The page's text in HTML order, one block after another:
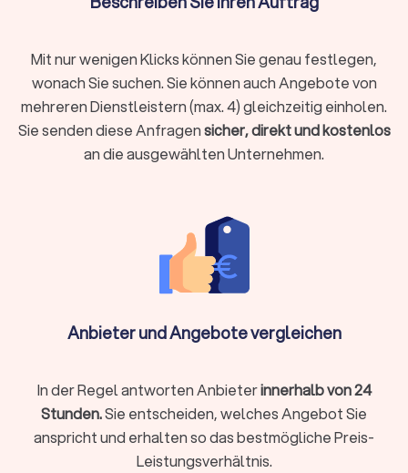
Tierhalterhaftpflicht: Bei einem unabhängigen
Versicherungsberater in Bad Mergentheim sind Sie in den
Baufinanzierung, Hypotheken & Immobilien
Experten für die Baufinanzierung
Hypotheken und Immobilien allgemein helfen Ihnen, das
Beste aus Ihrer Immobiliensituation herauszuholen.
Vermögensverwaltung, Finanzplanung & -
beratung
noch am Anfang der Finanzplanung steht, möchte Vermögen
aufbauen. Für Berater zu Vermögensverwaltung,
Finanzplanung und -beratung finden Sie bei uns wertvolle
Hinweise auf die passende Finanzberatung in Bad
Mit nur wenigen Klicks können Sie genau festlegen,
wonach Sie suchen. Sie können auch Angebote von
mehreren Dienstleistern (max. 4) gleichzeitig einholen.
Sie senden diese Anfragensicher, direkt und kostenlos
an die ausgewählten Unternehmen.
Anbieter und Angebote vergleichen
In der Regel antworten Anbieterinnerhalb von 24
Stunden.Sie entscheiden, welches Angebot Sie
anspricht und erhalten so das bestmögliche Preis-
Leistungsverhältnis.